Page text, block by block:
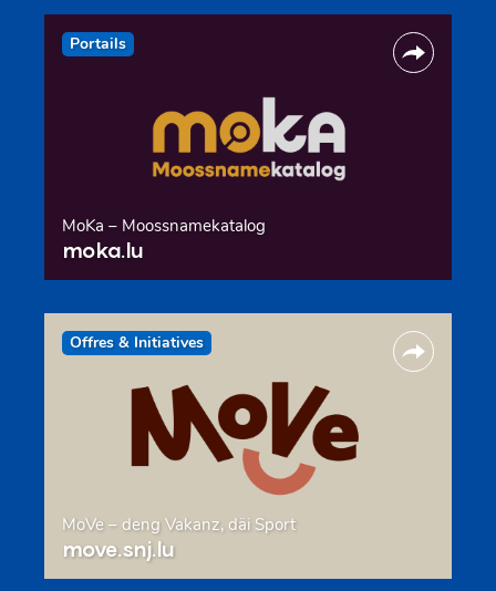
Portails
MoKa – Moossnamekatalog
moka.lu
Offres & Initiatives
MoVe – deng Vakanz, däi Sport
move.snj.lu